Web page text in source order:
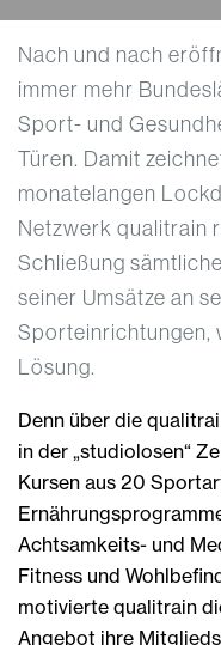
Nach und nach
immer mehr
Sport- und
Türen. Damit
monatelangen
Netzwerk qualitrain
Schließung
seiner Umsätze an
Sporteinrichtungen,
Lösung.
Denn über die
in der „studiolosen“
Kursen aus 20
Achtsamkeits- und
Fitness und
motivierte qualitrain
Angebot ihre